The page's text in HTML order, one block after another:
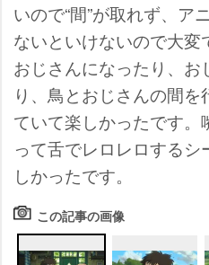
いので“間”が取れず、ア
ないといけないので大変
おじさんになったり、
り、鳥とおじさんの間
ていて楽しかったです。
って舌でレロレロする
しかったです。
この記事の画像